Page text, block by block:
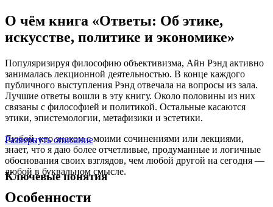
О чём книга «Ответы: Об этике,
искусстве, политике и экономике»
Популяризируя философию объективизма, Айн Рэнд активно
занималась лекционной деятельностью. В конце каждого
публичного выступления Рэнд отвечала на вопросы из зала.
Лучшие ответы вошли в эту книгу. Около половины из них
связаны с философией и политикой. Остальные касаются
этики, эпистемологии, метафизики и эстетики.
Любой, кто знаком с моими сочинениями или лекциями,
знает, что я даю более отчетливые, продуманные и логичные
обоснования своих взглядов, чем любой другой на сегодня —
любой в буквальном смысле.
Особенности
Развернуть описание
Ключевые понятия